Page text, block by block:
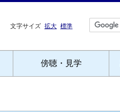
文字サイズ 拡大 標準
傍聴・見学